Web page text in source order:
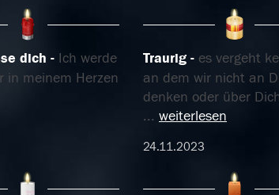
dich
Ich werde
in meinem Herzen
Traurig
es vergeht
an dem wir nicht an
denken oder über
... weiterlesen
24.11.2023